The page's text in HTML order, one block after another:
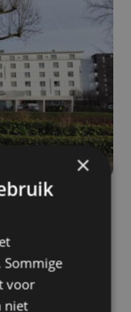
dienst in AZ
×
Sommige
voor
niet